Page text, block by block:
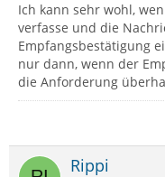
Ich kann sehr wohl,
verfasse und die
Empfangsbestätigung
nur dann, wenn der
die Anforderung
Rippi